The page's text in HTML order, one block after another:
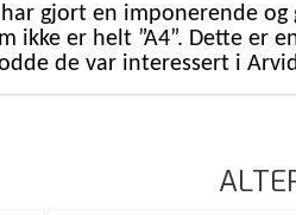
gjort en imponerende og
ikke er helt ”A4”. Dette er
de var interessert i